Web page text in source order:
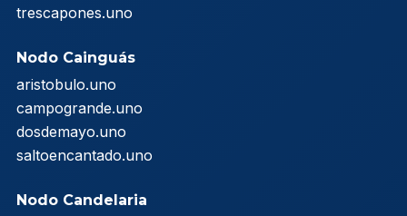
trescapones.uno
Nodo Cainguás
aristobulo.uno
campogrande.uno
dosdemayo.uno
saltoencantado.uno
Nodo Candelaria